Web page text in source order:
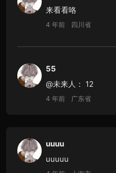
来看看咯
4 年前 四川省
55
@未来人： 12
4 年前 广东省
uuuu
uuuuu